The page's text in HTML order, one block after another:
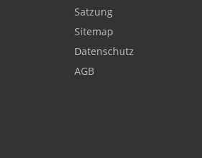
Satzung
Sitemap
Datenschutz
AGB